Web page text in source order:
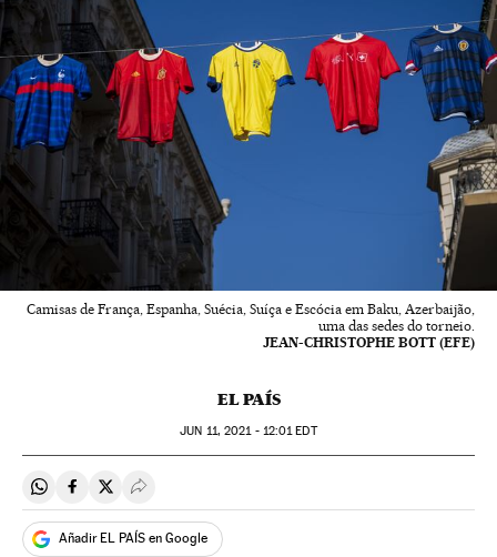
Camisas de França, Espanha, Suécia, Suíça e Escócia em Baku, Azerbaijão,
uma das sedes do torneio.
JEAN-CHRISTOPHE BOTT (EFE)
EL PAÍS
JUN 11, 2021 - 12:01EDT
Compartir en Whatsapp
Compartir en Facebook
Compartir en Twitter
Desplegar Redes Sociales
Añadir EL PAÍS en Google